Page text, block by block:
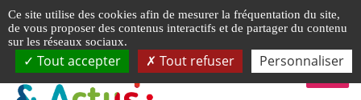
Ce site utilise des cookies afin de mesurer la fréquentation du site,
de vous proposer des contenus interactifs et de partager du contenu
sur les réseaux sociaux.
Tout accepter Tout refuser Personnaliser